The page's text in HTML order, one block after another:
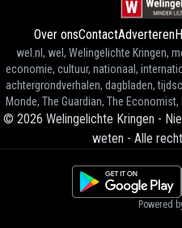
Over onsContactAdverteren
wel.nl, wel, Welingelichte Kringen,
economie, cultuur, nationaal,
achtergrondverhalen, dagbladen,
Monde, The Guardian, The
© 2026 Welingelichte Kringen -
weten - Alle
Powered